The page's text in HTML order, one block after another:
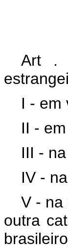
Art .
I - em
II -
III -
IV -
V - na
outra